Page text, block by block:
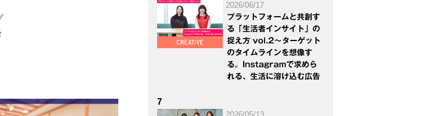
2026/06/17
プラットフォームと共創す
る「生活者インサイト」の
捉え方 vol.2～ターゲット
のタイムラインを想像す
る。Instagramで求めら
れる、生活に溶け込む広告
7